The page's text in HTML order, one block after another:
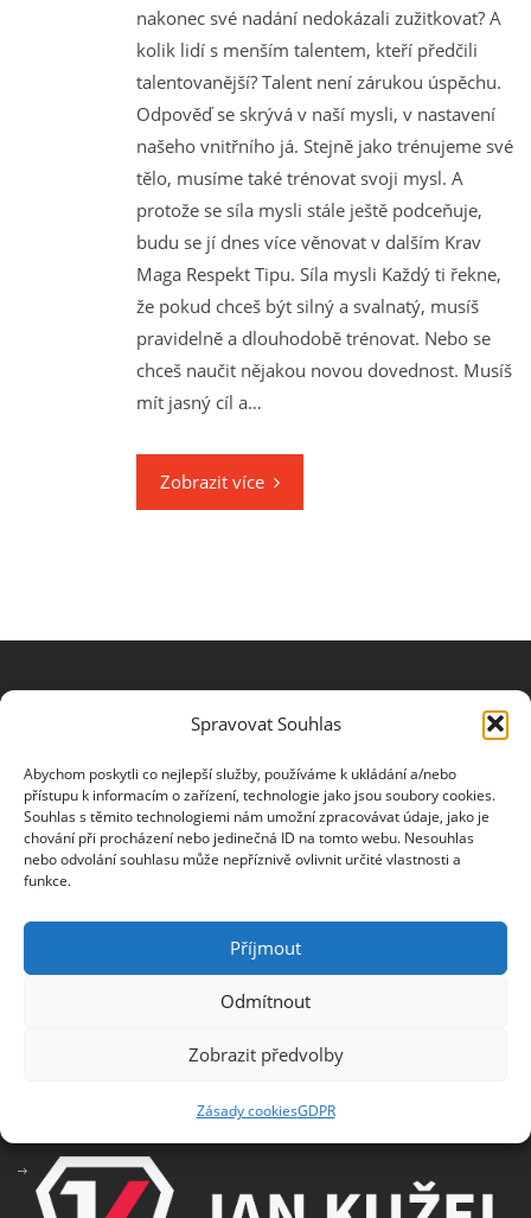
Spravovat Souhlas
Abychom poskytli co nejlepší služby, používáme k ukládání a/nebo
přístupu k informacím o zařízení, technologie jako jsou soubory cookies.
Souhlas s těmito technologiemi nám umožní zpracovávat údaje, jako je
chování při procházení nebo jedinečná ID na tomto webu. Nesouhlas
nebo odvolání souhlasu může nepříznivě ovlivnit určité vlastnosti a
funkce.
Příjmout
Odmítnout
Zobrazit předvolby
Zásady cookiesGDPR
nakonec své nadání nedokázali zužitkovat? A
kolik lidí s menším talentem, kteří předčili
talentovanější? Talent není zárukou úspěchu.
Odpověď se skrývá v naší mysli, v nastavení
našeho vnitřního já. Stejně jako trénujeme své
tělo, musíme také trénovat svoji mysl. A
protože se síla mysli stále ještě podceňuje,
budu se jí dnes více věnovat v dalším Krav
Maga Respekt Tipu. Síla mysli Každý ti řekne,
že pokud chceš být silný a svalnatý, musíš
pravidelně a dlouhodobě trénovat. Nebo se
chceš naučit nějakou novou dovednost. Musíš
mít jasný cíl a…
Zobrazit více
NEWSLETTER
Jméno
E-mail
Informace o zpracování osobních údajů